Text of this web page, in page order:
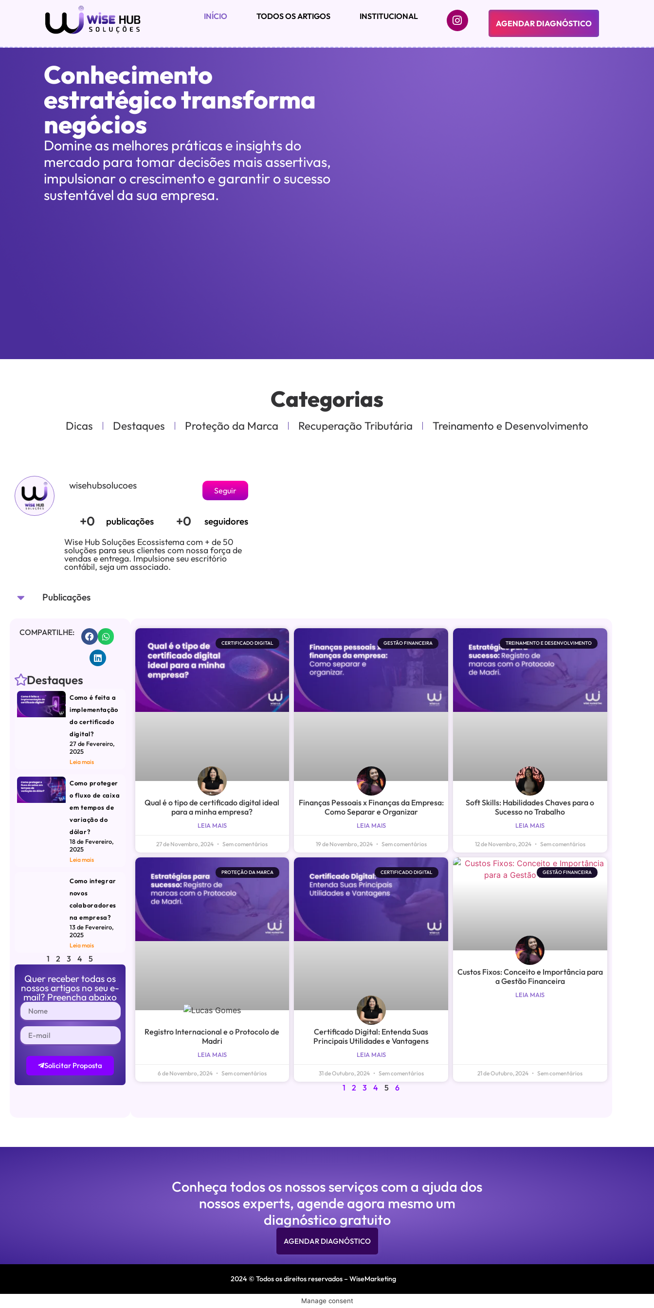
INÍCIO TODOS OS ARTIGOS INSTITUCIONAL
AGENDAR DIAGNÓSTICO
Conhecimento
estratégico transforma
negócios
Domine as melhores práticas e insights do
mercado para tomar decisões mais assertivas,
impulsionar o crescimento e garantir o sucesso
sustentável da sua empresa.
Categorias
Dicas Destaques Proteção da Marca Recuperação Tributária Treinamento e Desenvolvimento
wisehubsolucoes Seguir
publicações
+0 seguidores
+0
Wise Hub Soluções Ecossistema com + de 50
soluções para seus clientes com nossa força de
vendas e entrega. Impulsione seu escritório
contábil, seja um associado.
Publicações
COMPARTILHE:
Destaques
Como é feita a
implementação
do certificado
digital?
27 de Fevereiro,
2025
Leia mais
Como proteger
o fluxo de caixa
em tempos de
variação do
dólar?
18 de Fevereiro,
2025
Leia mais
Como integrar
novos
colaboradores
na empresa?
13 de Fevereiro,
2025
Leia mais
1 2 3 4 5
Quer receber todas os
nossos artigos no seu e-
mail? Preencha abaixo
Solicitar Proposta
CERTIFICADO DIGITAL
Qual é o tipo de certificado digital ideal
para a minha empresa?
LEIA MAIS
27 de Novembro, 2024 Sem comentários
GESTÃO FINANCEIRA
Finanças Pessoais x Finanças da Empresa:
Como Separar e Organizar
LEIA MAIS
19 de Novembro, 2024 Sem comentários
TREINAMENTO E DESENVOLVIMENTO
Soft Skills: Habilidades Chaves para o
Sucesso no Trabalho
LEIA MAIS
12 de Novembro, 2024 Sem comentários
PROTEÇÃO DA MARCA
Registro Internacional e o Protocolo de
Madri
LEIA MAIS
6 de Novembro, 2024 Sem comentários
CERTIFICADO DIGITAL
Certificado Digital: Entenda Suas
Principais Utilidades e Vantagens
LEIA MAIS
31 de Outubro, 2024 Sem comentários
GESTÃO FINANCEIRA
Custos Fixos: Conceito e Importância para
a Gestão Financeira
LEIA MAIS
21 de Outubro, 2024 Sem comentários
1 2 3 4 5 6
Conheça todos os nossos serviços com a ajuda dos
nossos experts, agende agora mesmo um
diagnóstico gratuito
AGENDAR DIAGNÓSTICO
2024 © Todos os direitos reservados – WiseMarketing
Manage consent